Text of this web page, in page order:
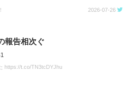
2026-07-26
報告相次ぐ
https://t.co/TN3tcDYJhu